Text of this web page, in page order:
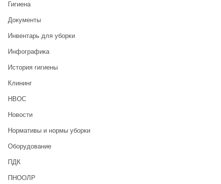
Гигиена
Документы
Инвентарь для уборки
Инфографика
История гигиены
Клининг
НВОС
Новости
Нормативы и нормы уборки
Оборудование
ПДК
ПНООЛР